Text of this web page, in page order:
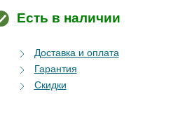
Есть в наличии
Доставка и оплата
Гарантия
Скидки